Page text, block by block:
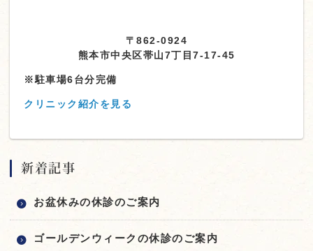
〒862-0924
熊本市中央区帯山7丁目7-17-45
※駐車場6台分完備
クリニック紹介を見る
新着記事
お盆休みの休診のご案内
ゴールデンウィークの休診のご案内